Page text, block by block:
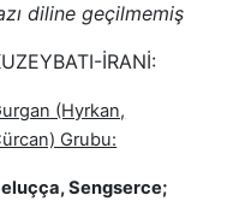
diline geçilmemiş
İRANİ:
(Hyrkan,
Grubu:
Sengserce;